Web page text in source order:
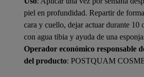
piel en profundidad. Repartir de
cara y cuello, dejar actuar durante 10
con agua tibia y ayuda de una
Operador económico responsable
del producto: POSTQUAM